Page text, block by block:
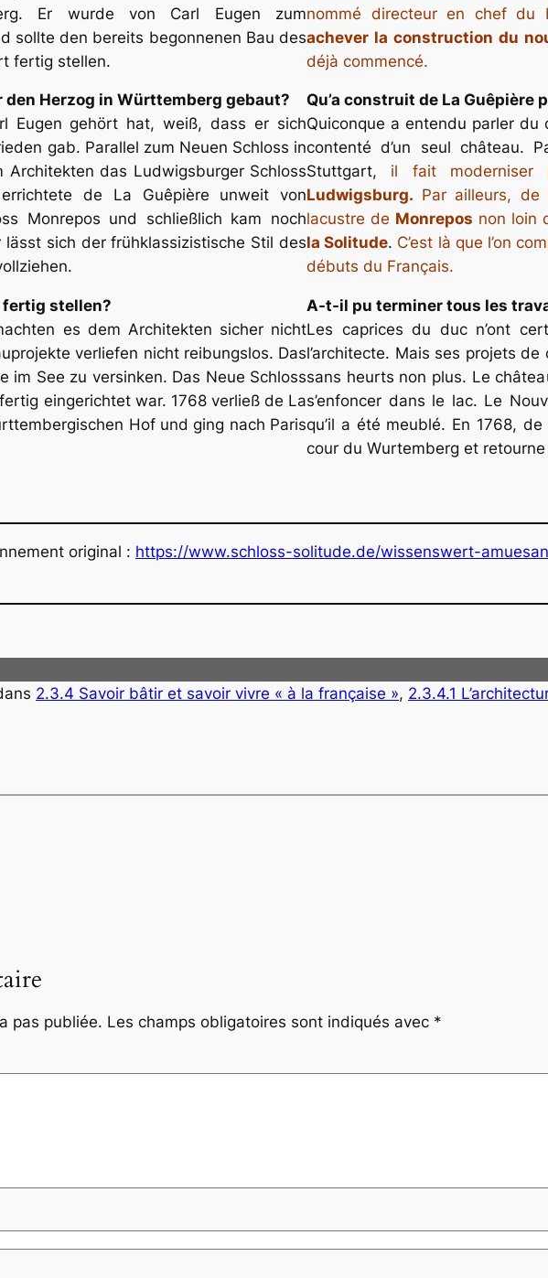
Er wurde von Carl Eugen zum
sollte den bereits begonnenen Bau des
fertig stellen.
den Herzog in Württemberg gebaut?
Eugen gehört hat, weiß, dass er sich
gab. Parallel zum Neuen Schloss in
das Ludwigsburger Schloss
errichtete de La Guêpière unweit von
Monrepos und schließlich kam noch
lässt sich der frühklassizistische Stil des
fertig stellen?
es dem Architekten sicher nicht
verliefen nicht reibungslos. Das
im See zu versinken. Das Neue Schloss
eingerichtet war. 1768 verließ de La
Hof und ging nach Paris
nommé directeur en chef du
achever la construction du
déjà commencé.
Qu’a construit de La Guêpière
Quiconque a entendu parler du
contenté d’un seul château.
Stuttgart, il fait moderniser
Ludwigsburg. Par ailleurs, de
lacustre de Monrepos non loin
la Solitude. C’est là que l’on
débuts du Français.
A-t-il pu terminer tous les
Les caprices du duc n’ont
l’architecte. Mais ses projets
sans heurts non plus. Le
s’enfoncer dans le lac. Le
qu’il a été meublé. En 1768,
cour du Wurtemberg et retourne
original : https://www.schloss-solitude.de/wissenswert-
2.3.4 Savoir bâtir et savoir vivre « à la française », 2.3.4.1
pas publiée. Les champs obligatoires sont indiqués avec *